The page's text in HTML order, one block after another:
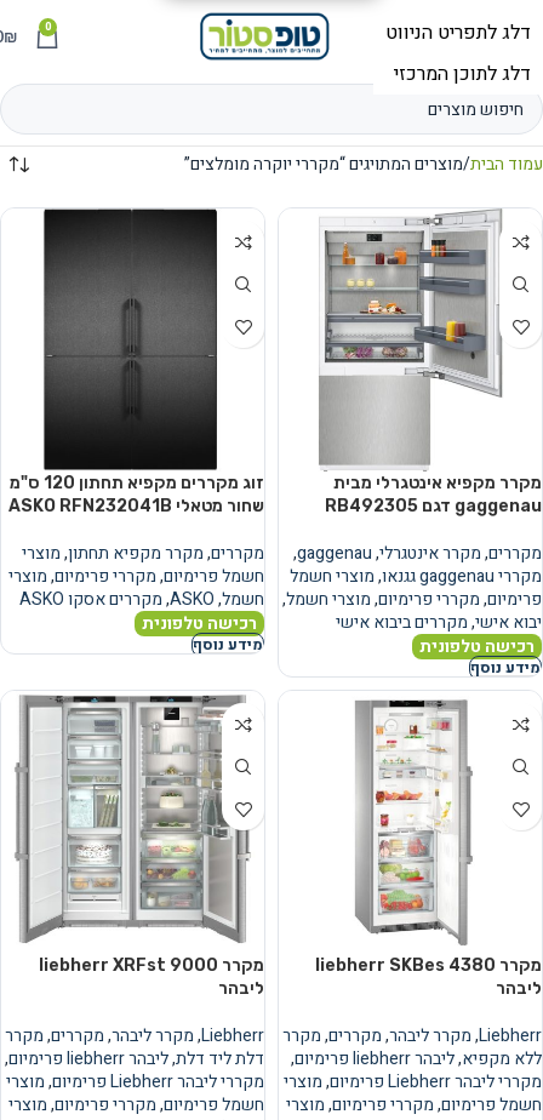
תפריט 0
₪
עמוד הבית מוצרים המתויגים “מקררי יוקרה מומלצים”
מקרר מקפיא אינטגרלי מבית
gaggenau דגם RB492305
מקררים,מקרר אינטגרלי,
gaggenau
,
מקררי gaggenau גגנאו
,מוצרי חשמל
פרימיום,מקררי פרימיום,מוצרי חשמל,
יבוא אישי,מקררים ביבוא אישי
רכישה טלפונית
מידע נוסף
זוג מקררים מקפיא תחתון 120 ס"מ
שחור מטאלי ASKO RFN232041B
מקררים,מקרר מקפיא תחתון,מוצרי
חשמל פרימיום,מקררי פרימיום,מוצרי
חשמל,
ASKO
,מקררים אסקו ASKO
רכישה טלפונית
מידע נוסף
מקרר liebherr SKBes 4380
ליבהר
Liebherr
,מקרר ליבהר,מקררים,מקרר
ללא מקפיא,ליבהר liebherr פרימיום
,
מקררי ליבהר Liebherr פרימיום
,מוצרי
חשמל פרימיום,מקררי פרימיום,מוצרי
מקרר liebherr XRFst 9000
ליבהר
Liebherr
,מקרר ליבהר,מקררים,מקרר
דלת ליד דלת,ליבהר liebherr פרימיום
,
מקררי ליבהר Liebherr פרימיום
,מוצרי
חשמל פרימיום,מקררי פרימיום,מוצרי